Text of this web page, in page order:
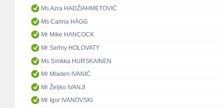
Ms Azra HADŽIAHMETOVIĆ
Ms Carina HÄGG
Mr Mike HANCOCK
Mr Serhiy HOLOVATY
Ms Sinikka HURSKAINEN
Mr Mladen IVANIĆ
Mr Željko IVANJI
Mr Igor IVANOVSKI